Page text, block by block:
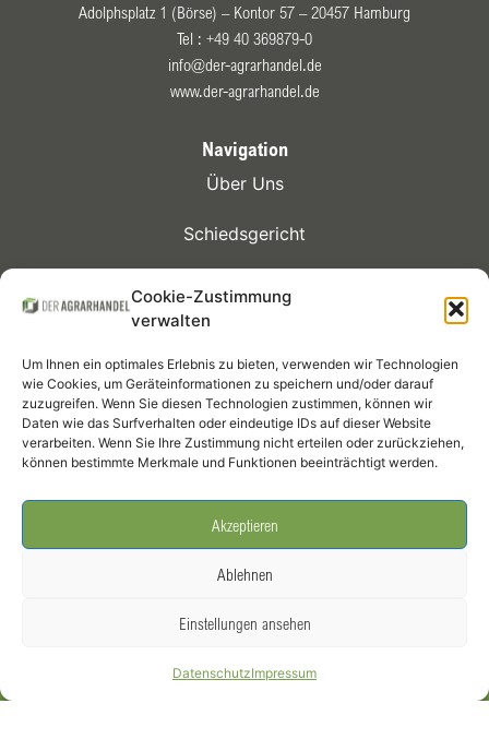
Cookie-Zustimmung
verwalten
Um Ihnen ein optimales Erlebnis zu bieten, verwenden wir Technologien
wie Cookies, um Geräteinformationen zu speichern und/oder darauf
zuzugreifen. Wenn Sie diesen Technologien zustimmen, können wir
Daten wie das Surfverhalten oder eindeutige IDs auf dieser Website
verarbeiten. Wenn Sie Ihre Zustimmung nicht erteilen oder zurückziehen,
können bestimmte Merkmale und Funktionen beeinträchtigt werden.
Akzeptieren
Ablehnen
Einstellungen ansehen
DatenschutzImpressum
Adolphsplatz 1 (Börse) – Kontor 57 – 20457 Hamburg
Tel : +49 40 369879-0
info@der-agrarhandel.de
www.der-agrarhandel.de
Navigation
Über Uns
Schiedsgericht
Mitglieder
Termine
Infothek
Social Media
Getreidehändler der Hamburger Börse e.V. –Impressum